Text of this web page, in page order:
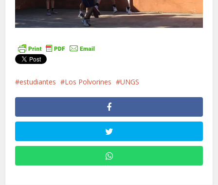
estudiantes Los Polvorines UNGS